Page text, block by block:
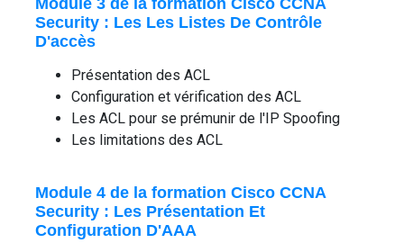
Security : Les Les Listes De Contrôle
D'accès
Présentation des ACL
Configuration et vérification des ACL
Les ACL pour se prémunir de l'IP Spoofing
Les limitations des ACL
Module 4 de la formation Cisco CCNA
Security : Les Présentation Et
Configuration D'AAA